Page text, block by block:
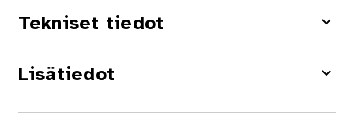
Tekniset tiedot
Lisätiedot